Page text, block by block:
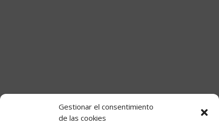
Gestionar el consentimiento
de las cookies